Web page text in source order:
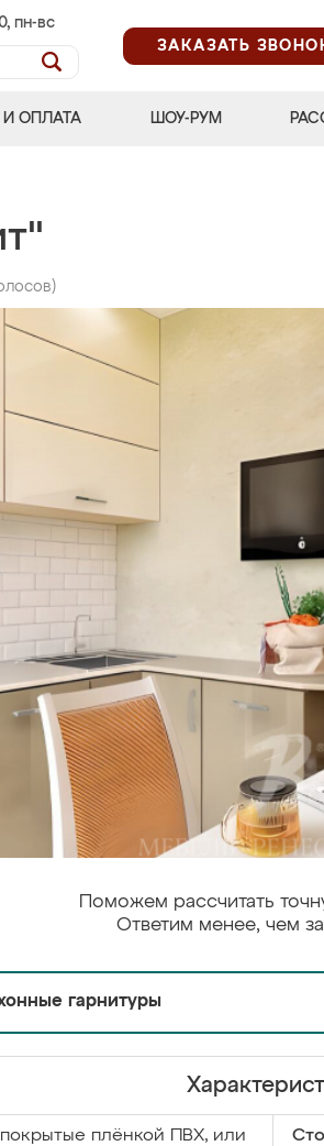
пн-вс
ЗАКАЗАТЬ
ОПЛАТА ШОУ-РУМ
Поможем рассчитать
Ответим менее, чем
гарнитуры
плёнкой ПВХ, или